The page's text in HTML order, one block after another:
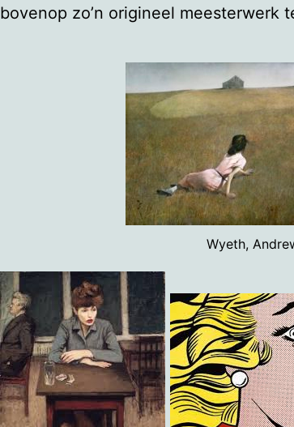
bovenop zo’n origineel meesterwerk
Wyeth,